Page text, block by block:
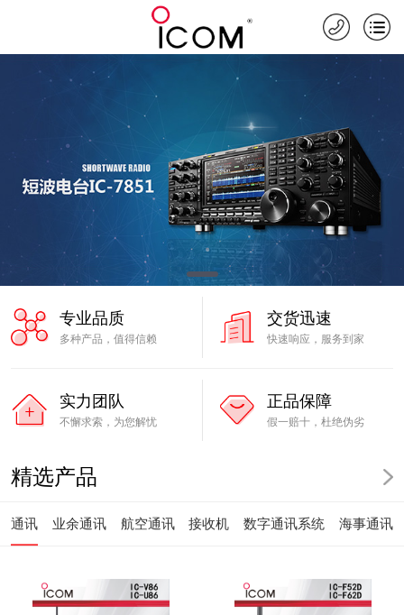
专业品质
多种产品，值得信赖
交货迅速
快速响应，服务到家
实力团队
不懈求索，为您解忧
正品保障
假一赔十，杜绝伪劣
精选产品
通讯 业余通讯 航空通讯 接收机 数字通讯系统 海事通讯